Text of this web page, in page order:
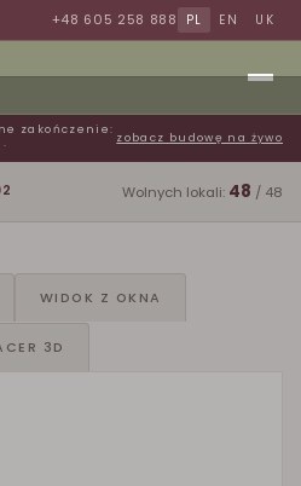
+48 605 258 888 PL EN UK
zakończenie:
zobacz budowę na żywo
Wolnych lokali: 48 / 48
WIDOK Z OKNA
3D